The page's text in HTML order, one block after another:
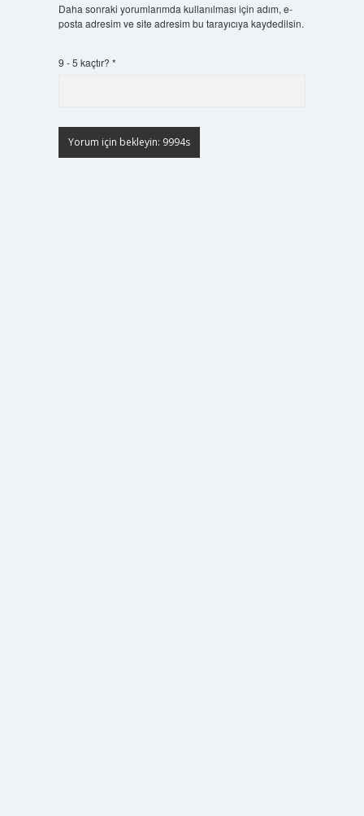
Daha sonraki yorumlarımda kullanılması için adım, e-
posta adresim ve site adresim bu tarayıcıya kaydedilsin.
9 - 5 kaçtır? *